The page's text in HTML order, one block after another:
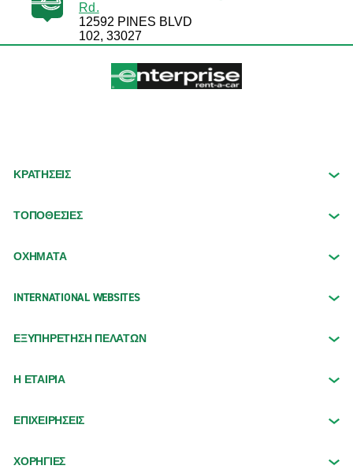
Rd.
12592 PINES BLVD
102, 33027
ΚΡΑΤΗΣΕΙΣ
ΤΟΠΟΘΕΣΙΕΣ
ΟΧΉΜΑΤΑ
INTERNATIONAL WEBSITES
ΕΞΥΠΗΡΕΤΗΣΗ ΠΕΛΑΤΩΝ
Η ΕΤΑΙΡΙΑ
ΕΠΙΧΕΙΡΗΣΕΙΣ
ΧΟΡΗΓΙΕΣ